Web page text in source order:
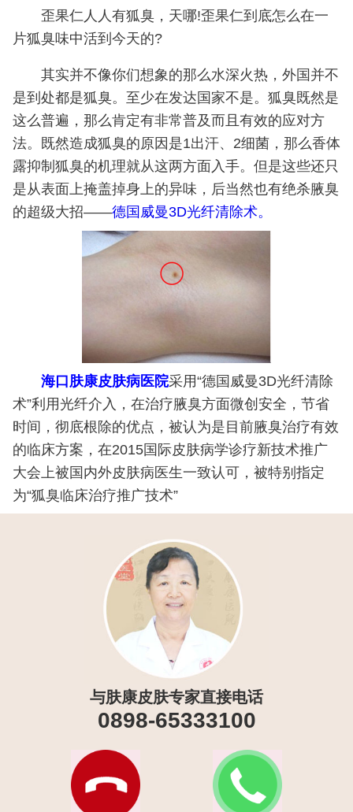
歪果仁人人有狐臭，天哪!歪果仁到底怎么在一
片狐臭味中活到今天的?
其实并不像你们想象的那么水深火热，外国并不
是到处都是狐臭。至少在发达国家不是。狐臭既然是
这么普遍，那么肯定有非常普及而且有效的应对方
法。既然造成狐臭的原因是1出汗、2细菌，那么香体
露抑制狐臭的机理就从这两方面入手。但是这些还只
是从表面上掩盖掉身上的异味，后当然也有绝杀腋臭
的超级大招——德国威曼3D光纤清除术。
海口肤康皮肤病医院采用“德国威曼3D光纤清除
术”利用光纤介入，在治疗腋臭方面微创安全，节省
时间，彻底根除的优点，被认为是目前腋臭治疗有效
的临床方案，在2015国际皮肤病学诊疗新技术推广
大会上被国内外皮肤病医生一致认可，被特别指定
为“狐臭临床治疗推广技术”
与肤康皮肤专家直接电话
0898-65333100